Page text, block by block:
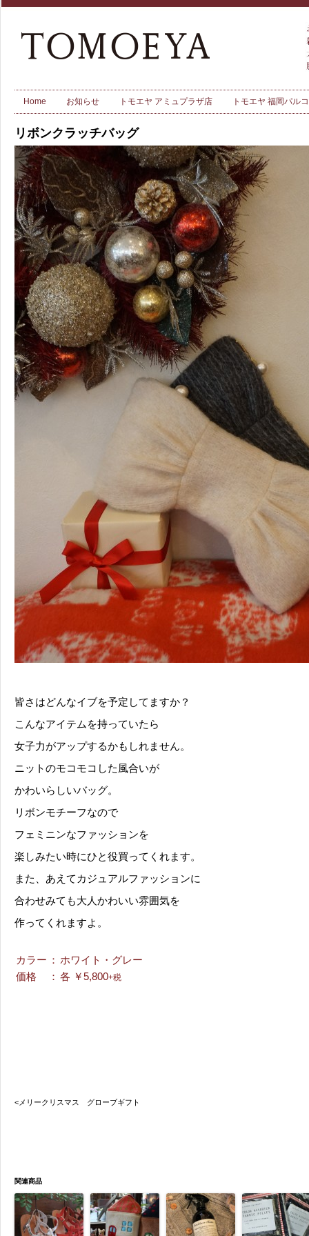
Home お知らせ トモエヤ アミュプラザ店 トモエヤ 福岡パル
リボンクラッチバッグ
皆さはどんなイブを予定してますか？
こんなアイテムを持っていたら
女子力がアップするかもしれません。
ニットのモコモコした風合いが
かわいらしいバッグ。
リボンモチーフなので
フェミニンなファッションを
楽しみたい時にひと役買ってくれます。
また、あえてカジュアルファッションに
合わせみても大人かわいい雰囲気を
作ってくれますよ。
カラー ： ホワイト・グレー
価格
： 各 ￥5,800+税
<メリークリスマス グローブギフト
関連商品